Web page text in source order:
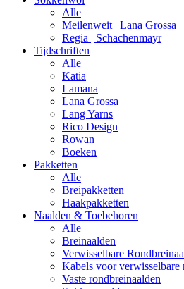
Alle
Meilenweit | Lana Grossa
Regia | Schachenmayr
Tijdschriften
Alle
Katia
Lamana
Lana Grossa
Lang Yarns
Rico Design
Rowan
Boeken
Pakketten
Alle
Breipakketten
Haakpakketten
Naalden & Toebehoren
Alle
Breinaalden
Verwisselbare
Kabels voor verwisselbare
Vaste rondbreinaalden